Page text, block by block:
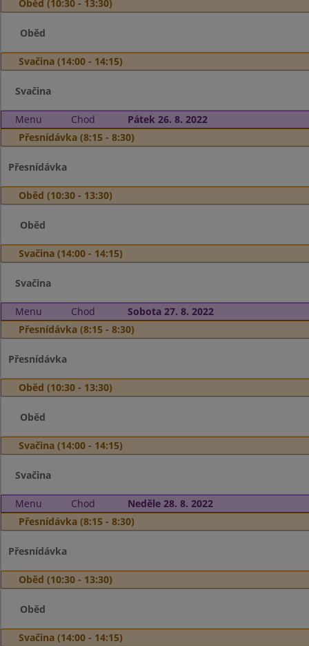
Oběd (10:30 - 13:30)
Oběd
Svačina (14:00 - 14:15)
Svačina
Menu Chod
Pátek 26. 8. 2022
Přesnídávka (8:15 - 8:30)
Přesnídávka
Oběd (10:30 - 13:30)
Oběd
Svačina (14:00 - 14:15)
Svačina
Menu Chod
Sobota 27. 8. 2022
Přesnídávka (8:15 - 8:30)
Přesnídávka
Oběd (10:30 - 13:30)
Oběd
Svačina (14:00 - 14:15)
Svačina
Menu Chod
Neděle 28. 8. 2022
Přesnídávka (8:15 - 8:30)
Přesnídávka
Oběd (10:30 - 13:30)
Oběd
Svačina (14:00 - 14:15)